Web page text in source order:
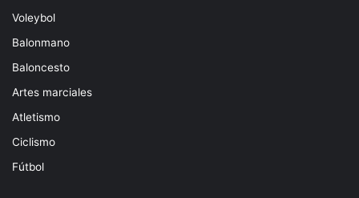
Voleybol
Balonmano
Baloncesto
Artes marciales
Atletismo
Ciclismo
Fútbol